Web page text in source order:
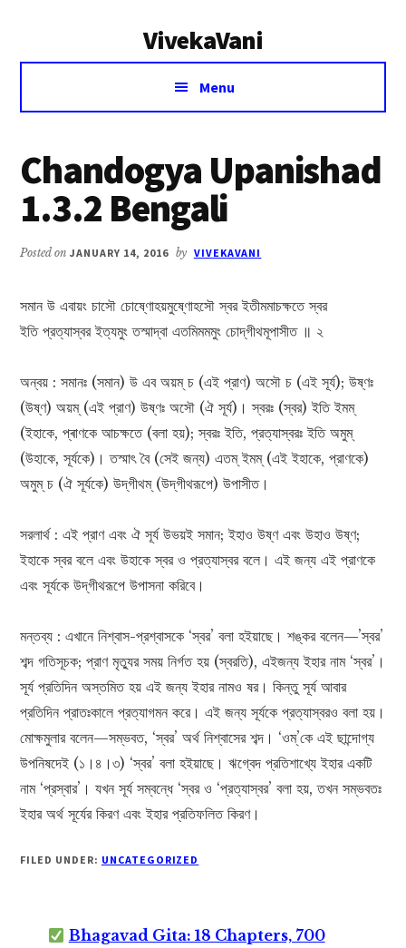
VivekaVani
Voice
Vivekananda
Menu
Chandogya Upanishad
1.3.2 Bengali
Posted onJANUARY 14, 2016 by VIVEKAVANI
সমান উ এবায়ং চাসৌ চোষ্ণোহয়মুষ্ণোহসৌ স্বর ইতীমমাচক্ষতে স্বর
ইতি প্রত্যাস্বর ইত্যমুং তস্মাদ্বা এতমিমমমুং চোদ্‌গীথমূপাসীত ॥ ২
অন্বয় : সমানঃ (সমান) উ এব অয়ম্ চ (এই প্রাণ) অসৌ চ (এই সূৰ্য); উষ্ণঃ
(উষ্ণ) অয়ম্ (এই প্রাণ) উষ্ণঃ অসৌ (ঐ সূর্য)। স্বরঃ (স্বর) ইতি ইমম্
(ইহাকে, প্ৰাণকে আচক্ষতে (বলা হয়); স্বরঃ ইতি, প্রত্যাস্বরঃ ইতি অমুম্
(উহাকে, সূর্যকে)। তস্মাৎ বৈ (সেই জন্য) এতম্ ইমম্ (এই ইহাকে, প্রাণকে)
অমুম্ চ (ঐ সূর্যকে) উদ্‌গীথম্‌ (উদ্‌গীথরূপে) উপাসীত।
সরলার্থ : এই প্রাণ এবং ঐ সূর্য উভয়ই সমান; ইহাও উষ্ণ এবং উহাও উষ্ণ;
ইহাকে স্বর বলে এবং উহাকে স্বর ও প্রত্যাস্বর বলে। এই জন্য এই প্রাণকে
এবং সূর্যকে উদ্‌গীথরূপে উপাসনা করিবে।
মন্তব্য : এখানে নিশ্বাস-প্রশ্বাসকে ‘স্বর’ বলা হইয়াছে। শঙ্কর বলেন—’স্বর’
শব্দ গতিসূচক; প্রাণ মৃত্যুর সময় নির্গত হয় (স্বরতি), এইজন্য ইহার নাম ‘স্বর’।
সূর্য প্রতিদিন অস্তমিত হয় এই জন্য ইহার নামও ষর। কিন্তু সূর্য আবার
প্রতিদিন প্রাতঃকালে প্রত্যাগমন করে। এই জন্য সূর্যকে প্রত্যাস্বরও বলা হয়।
মোক্ষমুলার বলেন—সম্ভবত, ‘স্বর’ অর্থ নিশ্বাসের শব্দ। ‘ওম্’কে এই ছান্দোগ্য
উপনিষদেই (১।৪।৩) ‘স্বর’ বলা হইয়াছে। ঋগ্বেদ প্রতিশাখ্যে ইহার একটি
নাম ‘প্রস্বার’। যখন সূর্য সম্বন্ধে ‘স্বর ও ‘প্রত্যাস্বর’ বলা হয়, তখন সম্ভবতঃ
ইহার অর্থ সূর্যের কিরণ এবং ইহার প্রতিফলিত কিরণ।
FILED UNDER: UNCATEGORIZED
Bhagavad Gita: 18 Chapters, 700